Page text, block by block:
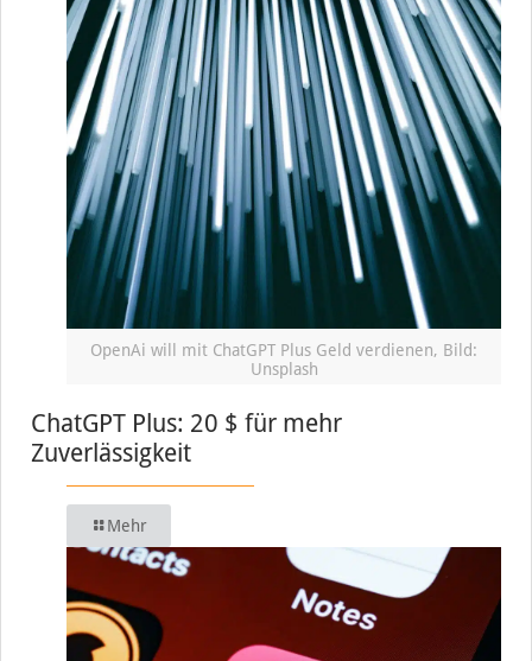
OpenAi will mit ChatGPT Plus Geld verdienen, Bild:
Unsplash
ChatGPT Plus: 20 $ für mehr
Zuverlässigkeit
Mehr